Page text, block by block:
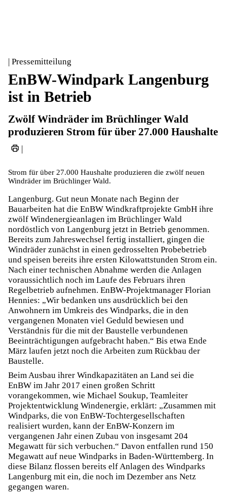
| Pressemitteilung
EnBW-Windpark Langenburg
ist in Betrieb
Zwölf Windräder im Brüchlinger Wald
produzieren Strom für über 27.000 Haushalte
|
Strom für über 27.000 Haushalte produzieren die zwölf neuen
Windräder im Brüchlinger Wald.
Langenburg. Gut neun Monate nach Beginn der
Bauarbeiten hat die EnBW Windkraftprojekte GmbH ihre
zwölf Windenergieanlagen im Brüchlinger Wald
nordöstlich von Langenburg jetzt in Betrieb genommen.
Bereits zum Jahreswechsel fertig installiert, gingen die
Windräder zunächst in einen gedrosselten Probebetrieb
und speisen bereits ihre ersten Kilowattstunden Strom ein.
Nach einer technischen Abnahme werden die Anlagen
voraussichtlich noch im Laufe des Februars ihren
Regelbetrieb aufnehmen. EnBW-Projektmanager Florian
Hennies: „Wir bedanken uns ausdrücklich bei den
Anwohnern im Umkreis des Windparks, die in den
vergangenen Monaten viel Geduld bewiesen und
Verständnis für die mit der Baustelle verbundenen
Beeinträchtigungen aufgebracht haben.“ Bis etwa Ende
März laufen jetzt noch die Arbeiten zum Rückbau der
Baustelle.
Beim Ausbau ihrer Windkapazitäten an Land sei die
EnBW im Jahr 2017 einen großen Schritt
vorangekommen, wie Michael Soukup, Teamleiter
Projektentwicklung Windenergie, erklärt: „Zusammen mit
Windparks, die von EnBW-Tochtergesellschaften
realisiert wurden, kann der EnBW-Konzern im
vergangenen Jahr einen Zubau von insgesamt 204
Megawatt für sich verbuchen.“ Davon entfallen rund 150
Megawatt auf neue Windparks in Baden-Württemberg. In
diese Bilanz flossen bereits elf Anlagen des Windparks
Langenburg mit ein, die noch im Dezember ans Netz
gegangen waren.